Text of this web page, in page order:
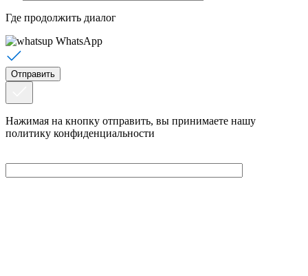
Где продолжить диалог
WhatsApp
Нажимая на кнопку отправить, вы принимаете нашу
политику конфиденциальности